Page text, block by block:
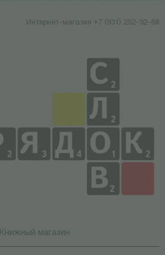
Интернет-магазин +7 (931) 252-92-60
Книжный магазин